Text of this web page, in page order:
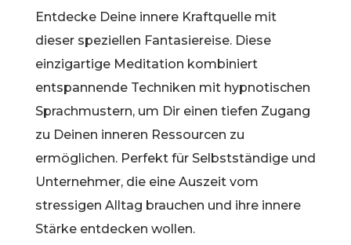
Entdecke Deine innere Kraftquelle mit
dieser speziellen Fantasiereise. Diese
einzigartige Meditation kombiniert
entspannende Techniken mit hypnotischen
Sprachmustern, um Dir einen tiefen Zugang
zu Deinen inneren Ressourcen zu
ermöglichen. Perfekt für Selbstständige und
Unternehmer, die eine Auszeit vom
stressigen Alltag brauchen und ihre innere
Stärke entdecken wollen.